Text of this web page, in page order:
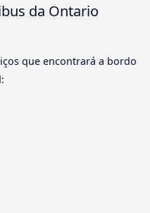
da Ontario
que encontrará a bordo